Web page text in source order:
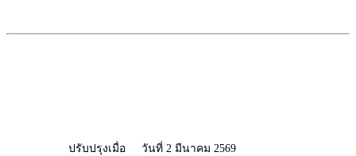
ปรับปรุงเมื่อ วันที่ 2 มีนาคม 2569